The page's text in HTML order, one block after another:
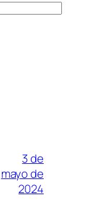
3 de
mayo de
2024